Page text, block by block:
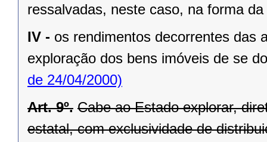
ressalvadas, neste caso, na forma
IV - os rendimentos decorrentes das
exploração dos bens imóveis de se
de 24/04/2000)
Art. 9º. Cabe ao Estado explorar,
estatal, com exclusividade de